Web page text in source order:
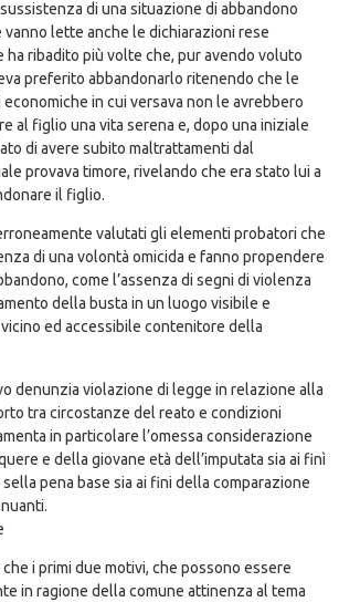
di una situazione di abbandono
lette anche le dichiarazioni rese
ha ribadito più volte che, pur avendo voluto
preferito abbandonarlo ritenendo che le
in cui versava non le avrebbero
al figlio una vita serena e, dopo una iniziale
di avere subito maltrattamenti dal
provava timore, rivelando che era stato lui a
il figlio.
valutati gli elementi probatori che
di una volontà omicida e fanno propendere
come l’assenza di segni di violenza
della busta in un luogo visibile e
ed accessibile contenitore della
denunzia violazione di legge in relazione alla
tra circostanze del reato e condizioni
in particolare l’omessa considerazione
e della giovane età dell’imputata sia ai finì
pena base sia ai fini della comparazione
i primi due motivi, che possono essere
in ragione della comune attinenza al tema